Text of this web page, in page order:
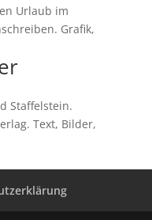
Urlaub im
Grafik,
Staffelstein.
Text, Bilder,